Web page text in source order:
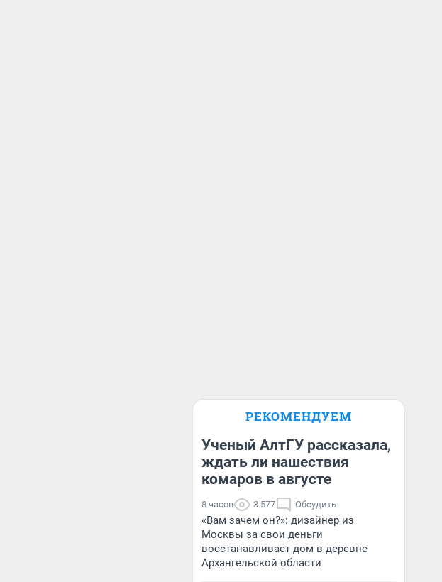
РЕКОМЕНДУЕМ
Ученый АлтГУ рассказала,
ждать ли нашествия
комаров в августе
8 часов 3 577 Обсудить
«Вам зачем он?»: дизайнер из
Москвы за свои деньги
восстанавливает дом в деревне
Архангельской области